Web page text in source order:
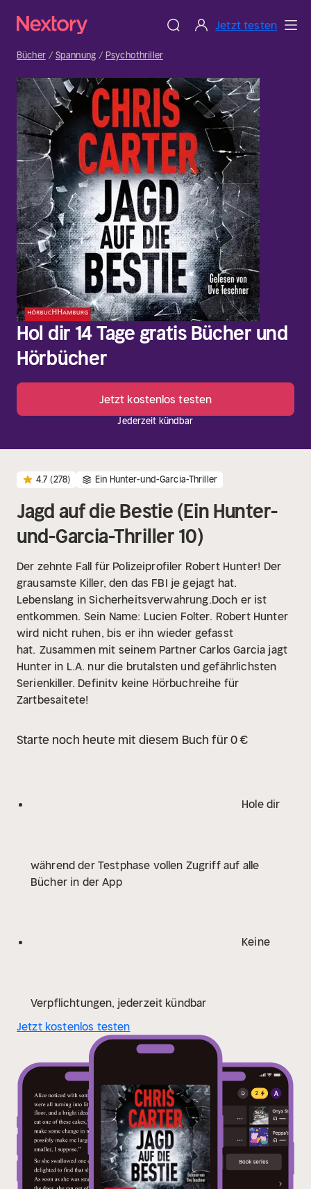
Jetzt testen
Bücher Spannung Psychothriller
Hol dir 14 Tage gratis Bücher und
Hörbücher
Jetzt kostenlos testen
Jederzeit kündbar
4.7 (278) Ein Hunter-und-Garcia-Thriller
Jagd auf die Bestie (Ein Hunter-
und-Garcia-Thriller 10)
Der zehnte Fall für Polizeiprofiler Robert Hunter! Der
grausamste Killer, den das FBI je gejagt hat.
Lebenslang in Sicherheitsverwahrung.Doch er ist
entkommen. Sein Name: Lucien Folter. Robert Hunter
wird nicht ruhen, bis er ihn wieder gefasst
hat. Zusammen mit seinem Partner Carlos Garcia jagt
Hunter in L.A. nur die brutalsten und gefährlichsten
Serienkiller. Definitv keine Hörbuchreihe für
Zartbesaitete!
Starte noch heute mit diesem Buch für 0 €
Hole dir
während der Testphase vollen Zugriff auf alle
Bücher in der App
Keine
Verpflichtungen, jederzeit kündbar
Jetzt kostenlos testen